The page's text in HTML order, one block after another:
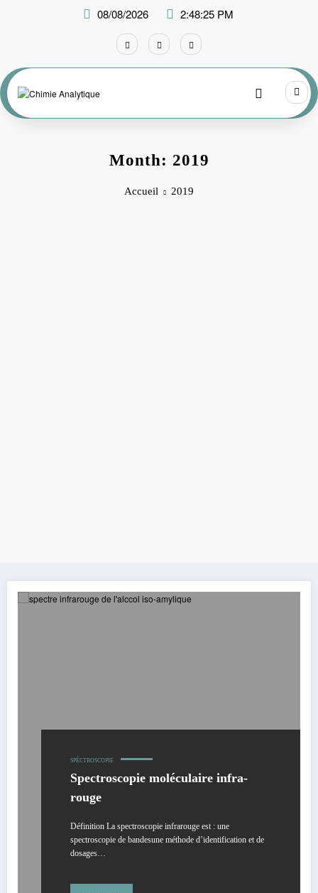
08/08/2026 2:48:25 PM
Month: 2019
Accueil 2019
SPÉCTROSCOPIE
Spectroscopie moléculaire infra-
rouge
Définition La spectroscopie infrarouge est : une
spectroscopie de bandesune méthode d’identification et de
dosages…